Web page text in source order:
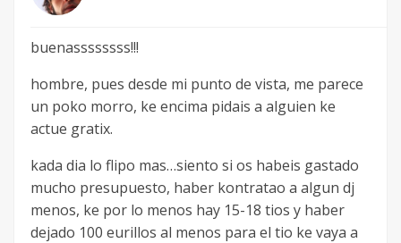
buenassssssss!!!
hombre, pues desde mi punto de vista, me parece
un poko morro, ke encima pidais a alguien ke
actue gratix.
kada dia lo flipo mas…siento si os habeis gastado
mucho presupuesto, haber kontratao a algun dj
menos, ke por lo menos hay 15-18 tios y haber
dejado 100 eurillos al menos para el tio ke vaya a